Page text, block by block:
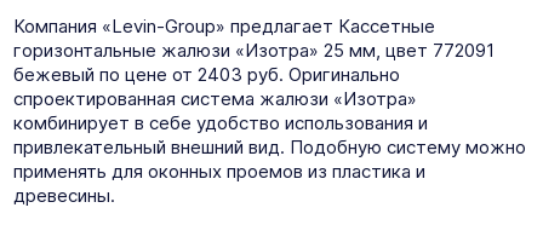
Компания «Levin-Group» предлагает Кассетные
горизонтальные жалюзи «Изотра» 25 мм, цвет 772091
бежевый по цене от 2403 руб. Оригинально
спроектированная система жалюзи «Изотра»
комбинирует в себе удобство использования и
привлекательный внешний вид. Подобную систему можно
применять для оконных проемов из пластика и
древесины.